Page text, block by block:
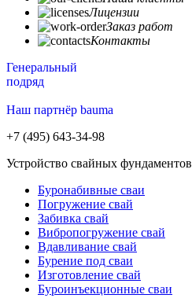
Лицензии
Заказ работ
Контакты
Генеральный
подряд
Наш партнёр bauma
+7 (495) 643-34-98
Устройство свайных
Буронабивные сваи
Погружение свай
Забивка свай
Вибропогружение свай
Вдавливание свай
Бурение под сваи
Изготовление свай
Буроинъекционные сваи